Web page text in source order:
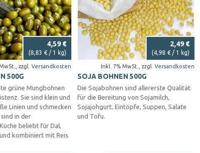
4,59 €
zzgl. Versandkosten
(8,83 € / 1 kg)
500G
grüne Mungbohnen
Sie sind klein und
Linien und schmecken
in der
beliebt für Dal,
kombiniert mit Reis
2,49 €
Inkl. 7% MwSt. zzgl. Versandkosten
(4,98 € / 1 kg)
SOJA BOHNEN 500G
Die Sojabohnen sind allererste Qualität
für die Bereitung von Sojamilch,
Sojajohgurt, Eintöpfe, Suppen, Salate
und Tofu.